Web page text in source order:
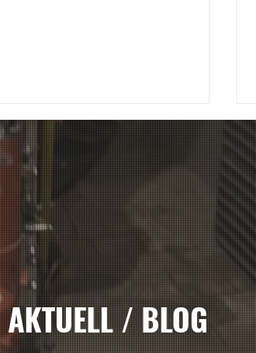
Spleiss AG Zürich
Konkordiastrasse Umbau
AKTUELL / BLOG